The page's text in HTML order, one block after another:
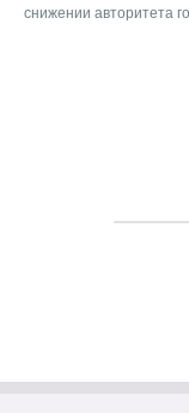
снижении авторитета